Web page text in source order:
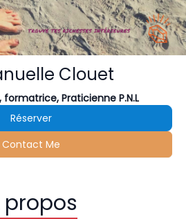
Clouet
Praticienne P.N.L
Réserver
Contact Me
propos